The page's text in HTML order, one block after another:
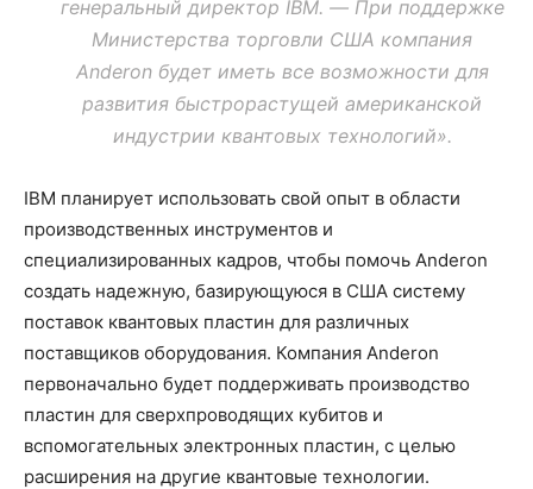
генеральный директор IBM. — При поддержке
Министерства торговли США компания
Anderon будет иметь все возможности для
развития быстрорастущей американской
индустрии квантовых технологий».
IBM планирует использовать свой опыт в области
производственных инструментов и
специализированных кадров, чтобы помочь Anderon
создать надежную, базирующуюся в США систему
поставок квантовых пластин для различных
поставщиков оборудования. Компания Anderon
первоначально будет поддерживать производство
пластин для сверхпроводящих кубитов и
вспомогательных электронных пластин, с целью
расширения на другие квантовые технологии.